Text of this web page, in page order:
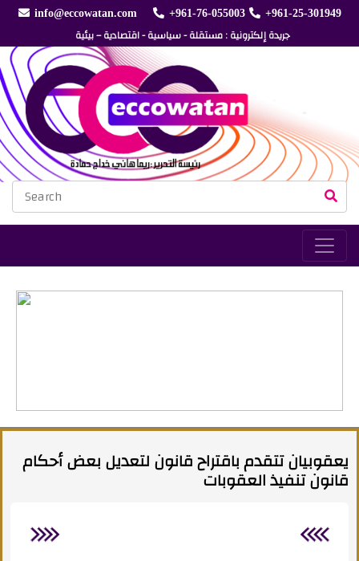
info@eccowatan.com +961-76-055003 +961-25-301949
جريدة إلكترونية : مستقلة - سياسية - اقتصادية – بيئية
يعقوبيان تتقدم باقتراح قانون لتعديل بعض أحكام
قانون تنفيذ العقوبات